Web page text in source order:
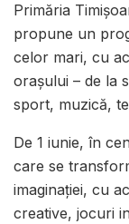
Primăria
propune un
celor mari, cu
orașului – de la
sport, muzică,
De 1 iunie, în
care se
imaginației, cu
creative, jocuri